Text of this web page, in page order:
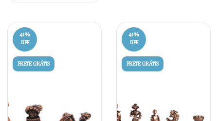
41%
OFF
FRETE GRÁTIS
41%
OFF
FRETE GRÁTIS